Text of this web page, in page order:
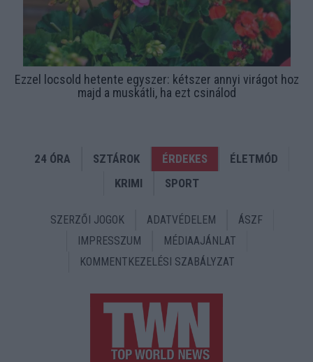
Ezzel locsold hetente egyszer: kétszer annyi virágot hoz
majd a muskátli, ha ezt csinálod
24 ÓRA SZTÁROK ÉRDEKES
ÉLETMÓD
KRIMI
SPORT
SZERZŐI JOGOK ADATVÉDELEM
ÁSZF
IMPRESSZUM
MÉDIAAJÁNLAT
KOMMENTKEZELÉSI SZABÁLYZAT